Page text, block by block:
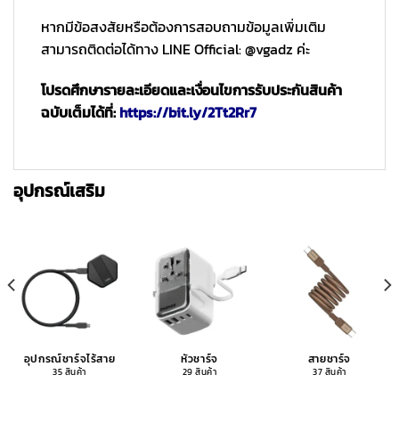
หากมีข้อสงสัยหรือต้องการสอบถามข้อมูลเพิ่มเติม
สามารถติดต่อได้ทาง LINE Official: @vgadz ค่ะ
โปรดศึกษารายละเอียดและเงื่อนไขการรับประกันสินค้า
ฉบับเต็มได้ที่:https://bit.ly/2Tt2Rr7
อุปกรณ์เสริม
อุปกรณ์ชาร์จไร้สาย
35 สินค้า
หัวชาร์จ
29 สินค้า
สายชาร์จ
37 สินค้า